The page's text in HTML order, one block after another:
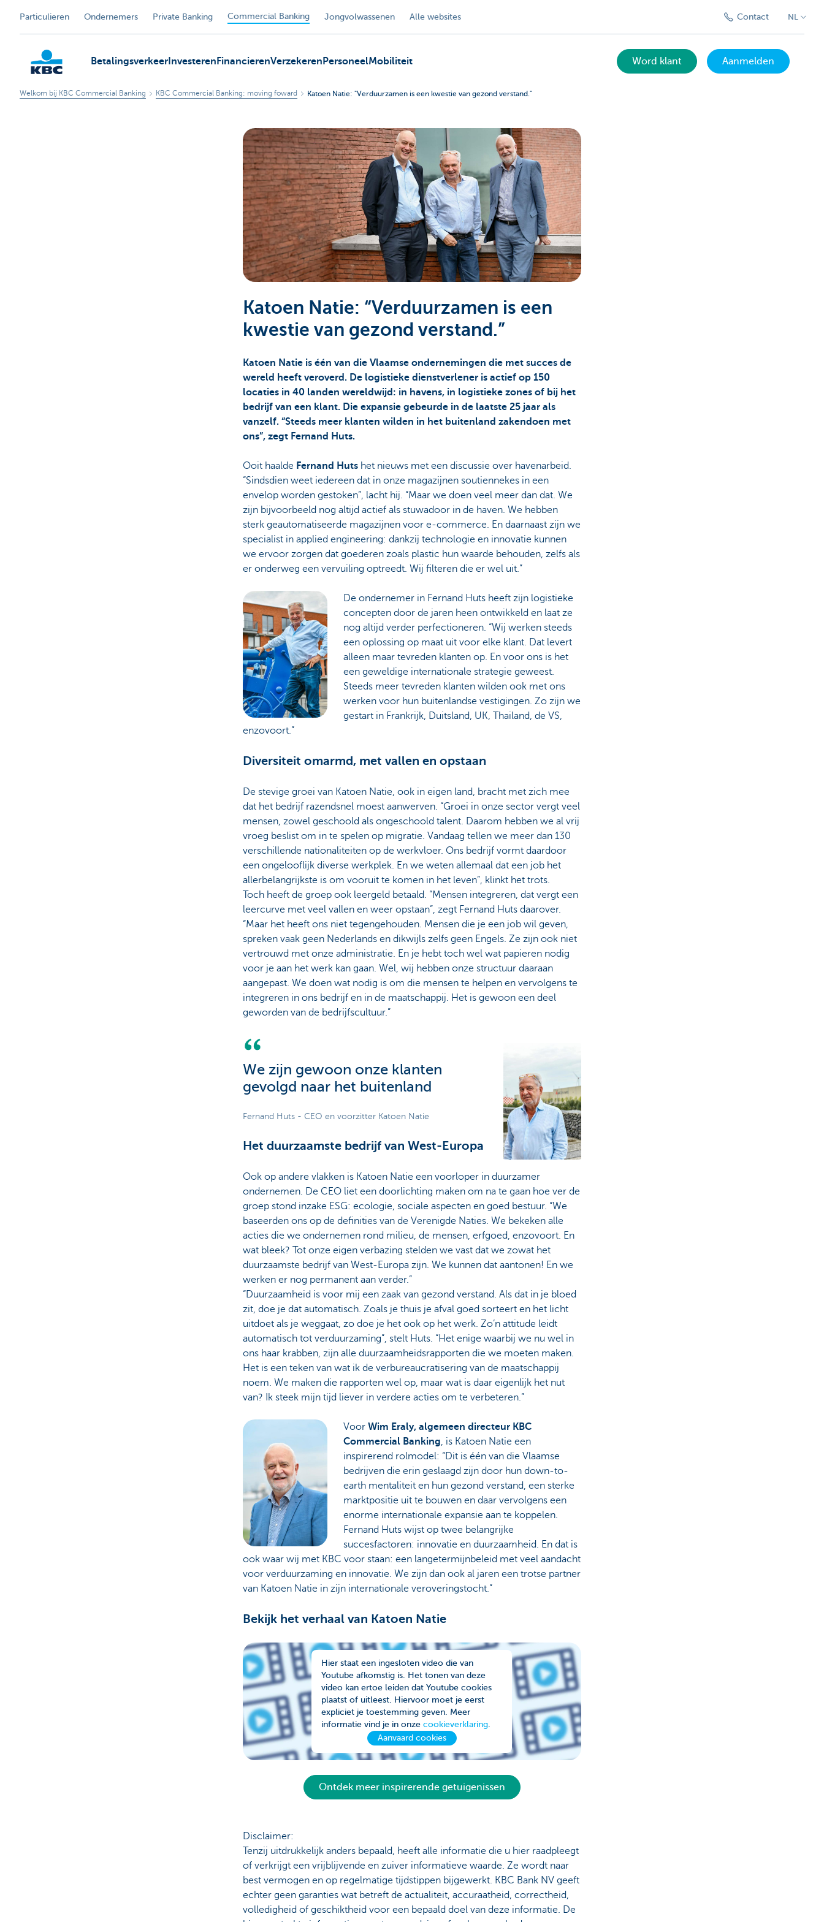
Particulieren Ondernemers Private Banking Commercial Banking Jongvolwassenen Alle websites Contact NL
Betalingsverkeer Investeren FinancierenVerzekeren PersoneelMobiliteit Word klant Aanmelden
Welkom bij KBC Commercial Banking KBC Commercial Banking: moving foward Katoen Natie: "Verduurzamen is een kwestie van gezond verstand."
Katoen Natie: “Verduurzamen is een
kwestie van gezond verstand.”
Katoen Natie is één van die Vlaamse ondernemingen die met succes de
wereld heeft veroverd. De logistieke dienstverlener is actief op 150
locaties in 40 landen wereldwijd: in havens, in logistieke zones of bij het
bedrijf van een klant. Die expansie gebeurde in de laatste 25 jaar als
vanzelf. “Steeds meer klanten wilden in het buitenland zakendoen met
ons”, zegt Fernand Huts.
Ooit haalde Fernand Hutshet nieuws met een discussie over havenarbeid.
“Sindsdien weet iedereen dat in onze magazijnen soutiennekes in een
envelop worden gestoken”, lacht hij. “Maar we doen veel meer dan dat. We
zijn bijvoorbeeld nog altijd actief als stuwadoor in de haven. We hebben
sterk geautomatiseerde magazijnen voor e-commerce. En daarnaast zijn we
specialist in applied engineering: dankzij technologie en innovatie kunnen
we ervoor zorgen dat goederen zoals plastic hun waarde behouden, zelfs als
er onderweg een vervuiling optreedt. Wij filteren die er wel uit.”
De ondernemer in Fernand Huts heeft zijn logistieke
concepten door de jaren heen ontwikkeld en laat ze
nog altijd verder perfectioneren. “Wij werken steeds
een oplossing op maat uit voor elke klant. Dat levert
alleen maar tevreden klanten op. En voor ons is het
een geweldige internationale strategie geweest.
Steeds meer tevreden klanten wilden ook met ons
werken voor hun buitenlandse vestigingen. Zo zijn we
gestart in Frankrijk, Duitsland, UK, Thailand, de VS,
enzovoort.”
Diversiteit omarmd, met vallen en opstaan
De stevige groei van Katoen Natie, ook in eigen land, bracht met zich mee
dat het bedrijf razendsnel moest aanwerven. “Groei in onze sector vergt veel
mensen, zowel geschoold als ongeschoold talent. Daarom hebben we al vrij
vroeg beslist om in te spelen op migratie. Vandaag tellen we meer dan 130
verschillende nationaliteiten op de werkvloer. Ons bedrijf vormt daardoor
een ongelooflijk diverse werkplek. En we weten allemaal dat een job het
allerbelangrijkste is om vooruit te komen in het leven”, klinkt het trots.
Toch heeft de groep ook leergeld betaald. “Mensen integreren, dat vergt een
leercurve met veel vallen en weer opstaan”, zegt Fernand Huts daarover.
“Maar het heeft ons niet tegengehouden. Mensen die je een job wil geven,
spreken vaak geen Nederlands en dikwijls zelfs geen Engels. Ze zijn ook niet
vertrouwd met onze administratie. En je hebt toch wel wat papieren nodig
voor je aan het werk kan gaan. Wel, wij hebben onze structuur daaraan
aangepast. We doen wat nodig is om die mensen te helpen en vervolgens te
integreren in ons bedrijf en in de maatschappij. Het is gewoon een deel
geworden van de bedrijfscultuur.”
We zijn gewoon onze klanten
gevolgd naar het buitenland
Fernand Huts - CEO en voorzitter Katoen Natie
Het duurzaamste bedrijf van West-Europa
Ook op andere vlakken is Katoen Natie een voorloper in duurzamer
ondernemen. De CEO liet een doorlichting maken om na te gaan hoe ver de
groep stond inzake ESG: ecologie, sociale aspecten en goed bestuur. “We
baseerden ons op de definities van de Verenigde Naties. We bekeken alle
acties die we ondernemen rond milieu, de mensen, erfgoed, enzovoort. En
wat bleek? Tot onze eigen verbazing stelden we vast dat we zowat het
duurzaamste bedrijf van West-Europa zijn. We kunnen dat aantonen! En we
werken er nog permanent aan verder.”
“Duurzaamheid is voor mij een zaak van gezond verstand. Als dat in je bloed
zit, doe je dat automatisch. Zoals je thuis je afval goed sorteert en het licht
uitdoet als je weggaat, zo doe je het ook op het werk. Zo’n attitude leidt
automatisch tot verduurzaming”, stelt Huts. “Het enige waarbij we nu wel in
ons haar krabben, zijn alle duurzaamheidsrapporten die we moeten maken.
Het is een teken van wat ik de verbureaucratisering van de maatschappij
noem. We maken die rapporten wel op, maar wat is daar eigenlijk het nut
van? Ik steek mijn tijd liever in verdere acties om te verbeteren.”
VoorWim Eraly, algemeen directeur KBC
Commercial Banking, is Katoen Natie een
inspirerend rolmodel: “Dit is één van die Vlaamse
bedrijven die erin geslaagd zijn door hun down-to-
earth mentaliteit en hun gezond verstand, een sterke
marktpositie uit te bouwen en daar vervolgens een
enorme internationale expansie aan te koppelen.
Fernand Huts wijst op twee belangrijke
succesfactoren: innovatie en duurzaamheid. En dat is
ook waar wij met KBC voor staan: een langetermijnbeleid met veel aandacht
voor verduurzaming en innovatie. We zijn dan ook al jaren een trotse partner
van Katoen Natie in zijn internationale veroveringstocht.”
Bekijk het verhaal van Katoen Natie
Hier staat een ingesloten video die van
Youtube afkomstig is. Het tonen van deze
video kan ertoe leiden dat Youtube cookies
plaatst of uitleest. Hiervoor moet je eerst
expliciet je toestemming geven. Meer
informatie vind je in onzecookieverklaring.
Aanvaard cookies
Ontdek meer inspirerende getuigenissen
Disclaimer:
Tenzij uitdrukkelijk anders bepaald, heeft alle informatie die u hier raadpleegt
of verkrijgt een vrijblijvende en zuiver informatieve waarde. Ze wordt naar
best vermogen en op regelmatige tijdstippen bijgewerkt. KBC Bank NV geeft
echter geen garanties wat betreft de actualiteit, accuraatheid, correctheid,
volledigheid of geschiktheid voor een bepaald doel van deze informatie. De